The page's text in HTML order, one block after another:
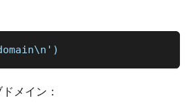
メイン：